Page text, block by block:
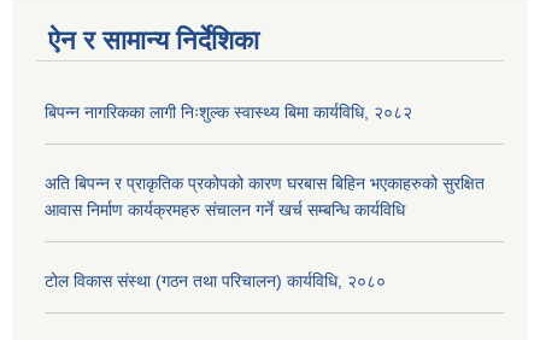
ऐन र सामान्य निर्देशिका
बिपन्न नागरिकका लागी निःशुल्क स्वास्थ्य बिमा कार्यविधि, २०८२
अति बिपन्न र प्राकृतिक प्रकोपको कारण घरबास बिहिन भएकाहरुको सुरक्षित
आवास निर्माण कार्यक्रमहरु संचालन गर्ने खर्च सम्बन्धि कार्यविधि
टोल विकास संस्था (गठन तथा परिचालन) कार्यविधि, २०८०